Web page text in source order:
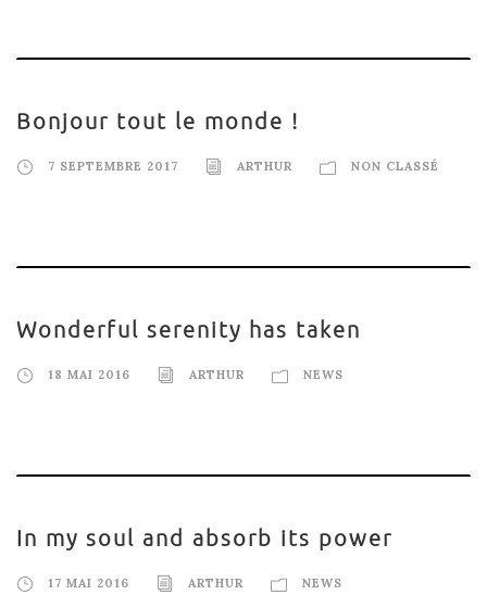
Bonjour tout le monde !
7 SEPTEMBRE 2017 ARTHUR NON CLASSÉ
Wonderful serenity has taken
18 MAI 2016 ARTHUR NEWS
In my soul and absorb its power
17 MAI 2016 ARTHUR NEWS